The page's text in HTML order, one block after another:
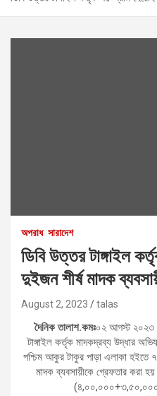
অপরাধ সারাদেশ
ডিবি উত্তর টাঙ্গাইল
দুইজন শীর্ষ মাদক
August 2, 2023 talas
দৈনিক তালাশ.কমঃ০২ আগস্ট ২০২৩
টাঙ্গাইল কর্তৃক মাদকদ্রব্য উদ্ধার
পশ্চিম আকুর টাকুর পাড়া এলাকা হইতে
মাদক ব্যবসায়ীকে গ্রেফতার করা